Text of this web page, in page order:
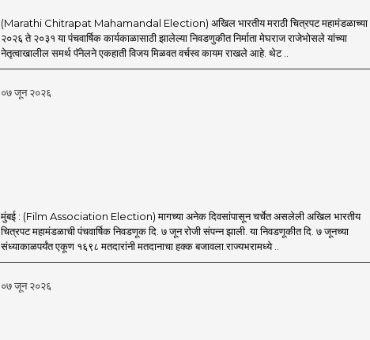
(Marathi Chitrapat Mahamandal Election) अखिल भारतीय मराठी चित्रपट महामंडळाच्या
२०२६ ते २०३१ या पंचवार्षिक कार्यकाळासाठी झालेल्या निवडणुकीत निर्माता मेघराज राजेभोसले यांच्या
नेतृत्वाखालील समर्थ पॅनेलने एकहाती विजय मिळवत वर्चस्व कायम राखले आहे. थेट ..
०७ जून २०२६
मुंबई : (Film Association Election) मागच्या अनेक दिवसांपासून चर्चेत असलेली अखिल भारतीय
चित्रपट महामंडळाची पंचवार्षिक निवडणूक दि. ७ जून रोजी संपन्न झाली. या निवडणूकीत दि. ७ जूनच्या
संध्याकाळपर्यंत एकूण १६९८ मतदारांनी मतदानाचा हक्क बजावला.राज्यभरामध्ये ..
०७ जून २०२६